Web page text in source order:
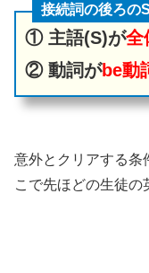
接続詞の後ろの
① 主語(S)が全
② 動詞がbe動
意外とクリアする条
こで先ほどの生徒の